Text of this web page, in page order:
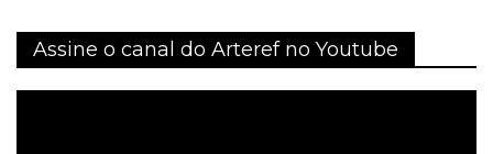
Assine o canal do Arteref no Youtube